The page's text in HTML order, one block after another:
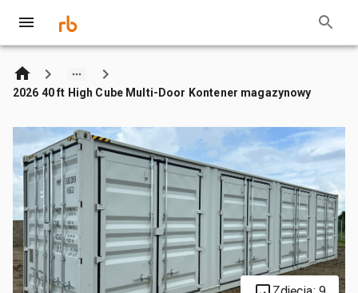
2026 40 ft High Cube Multi-Door Kontener magazynowy